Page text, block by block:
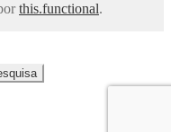
this.functional.